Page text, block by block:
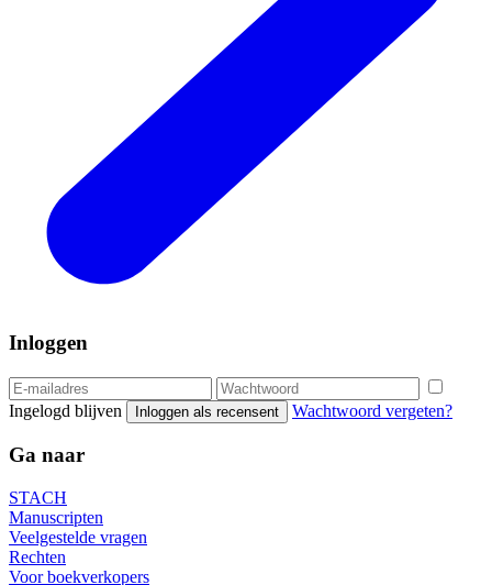
Inloggen
Ingelogd blijven Inloggen als recensent Wachtwoord vergeten?
Ga naar
STACH
Manuscripten
Veelgestelde vragen
Rechten
Voor boekverkopers